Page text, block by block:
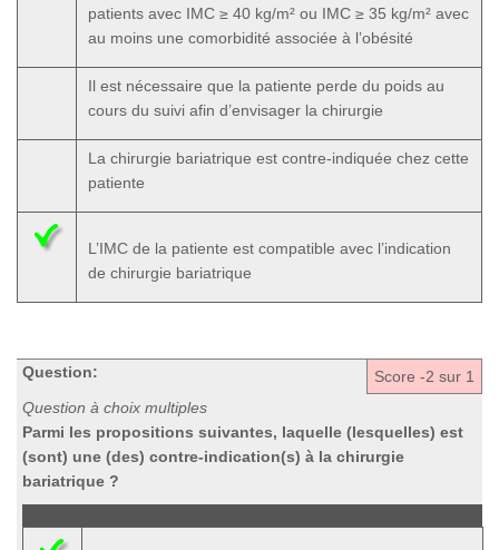
patients avec IMC ≥ 40 kg/m² ou IMC ≥ 35 kg/m² avec
au moins une comorbidité associée à l’obésité
Il est nécessaire que la patiente perde du poids au
cours du suivi afin d’envisager la chirurgie
La chirurgie bariatrique est contre-indiquée chez cette
patiente
L’IMC de la patiente est compatible avec l’indication
de chirurgie bariatrique
Score -2 sur 1
Question:
Question à choix multiples
Parmi les propositions suivantes, laquelle (lesquelles) est
(sont) une (des) contre-indication(s) à la chirurgie
bariatrique ?